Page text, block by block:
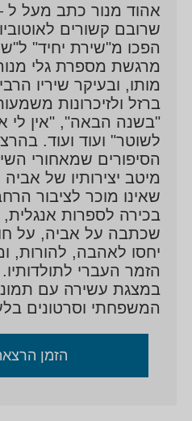
שרובם קשורים
הפכו מ"שירת יחיד"
מרגשת מספרת גלי
מותו, ובעיקר שיריו
ברזל ולזיכרונות
"בשנה הבאה", "אין לי
לשוטר" ועוד ועוד.
הסיפורים שמאחורי
מיטב יצירותיו של
שאינו מוכר לציבור
בכירה לספרות
שכתבה על אביה, על
יחסו לאהבה, להורות,
הזמר העברי
במצגת עשירה עם
המשפחתי וסרטונים
הזמן